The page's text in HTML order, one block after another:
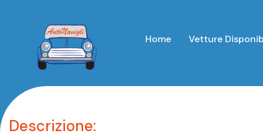
Home Vetture
Descrizione: